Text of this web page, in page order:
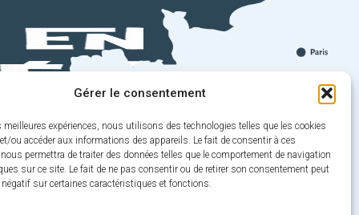
Gérer le consentement
meilleures expériences, nous utilisons des technologies telles que les cookies
ou accéder aux informations des appareils. Le fait de consentir à ces
permettra de traiter des données telles que le comportement de navigation
sur ce site. Le fait de ne pas consentir ou de retirer son consentement peut
négatif sur certaines caractéristiques et fonctions.
Play